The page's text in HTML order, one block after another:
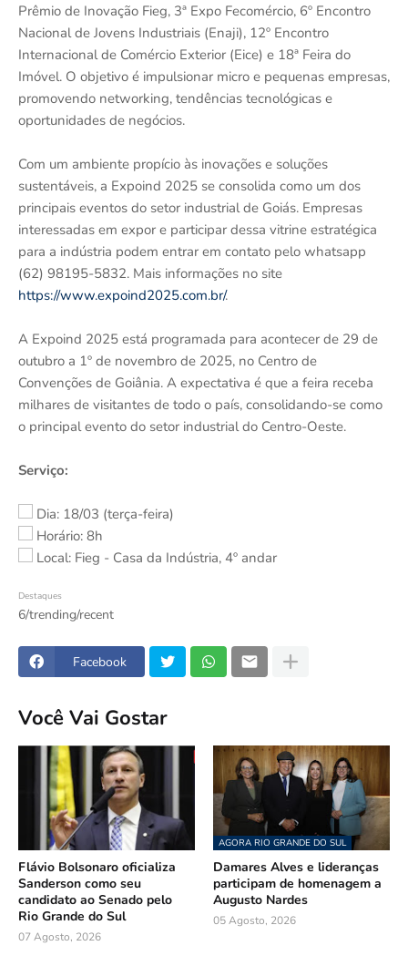
Prêmio de Inovação Fieg, 3ª Expo Fecomércio, 6º Encontro
Nacional de Jovens Industriais (Enaji), 12º Encontro
Internacional de Comércio Exterior (Eice) e 18ª Feira do
Imóvel. O objetivo é impulsionar micro e pequenas empresas,
promovendo networking, tendências tecnológicas e
oportunidades de negócios.
Com um ambiente propício às inovações e soluções
sustentáveis, a Expoind 2025 se consolida como um dos
principais eventos do setor industrial de Goiás. Empresas
interessadas em expor e participar dessa vitrine estratégica
para a indústria podem entrar em contato pelo whatsapp
(62) 98195-5832. Mais informações no site
https://www.expoind2025.com.br/.
A Expoind 2025 está programada para acontecer de 29 de
outubro a 1º de novembro de 2025, no Centro de
Convenções de Goiânia. A expectativa é que a feira receba
milhares de visitantes de todo o país, consolidando-se como
o principal evento do setor industrial do Centro-Oeste.
Serviço:
Dia: 18/03 (terça-feira)
Horário: 8h
Local: Fieg - Casa da Indústria, 4º andar
Destaques
6/trending/recent
Facebook
Você Vai Gostar
Flávio Bolsonaro oficializa
Sanderson como seu
candidato ao Senado pelo
Rio Grande do Sul
07 Agosto, 2026
AGORA RIO GRANDE DO SUL
Damares Alves e lideranças
participam de homenagem a
Augusto Nardes
05 Agosto, 2026